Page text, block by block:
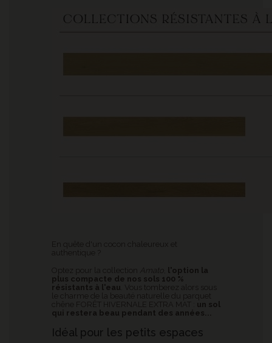
En quête d'un cocon chaleureux et
authentique ?
Optez pour la collection
Amato
l'option la
plus compacte de nos sols 100 %
résistants à l'eau . Vous tomberez alors sous
le charme de la beauté naturelle du parquet
chêne FORÊT HIVERNALE EXTRA MAT : un sol
qui restera beau pendant des années...
Idéal pour les petits espaces